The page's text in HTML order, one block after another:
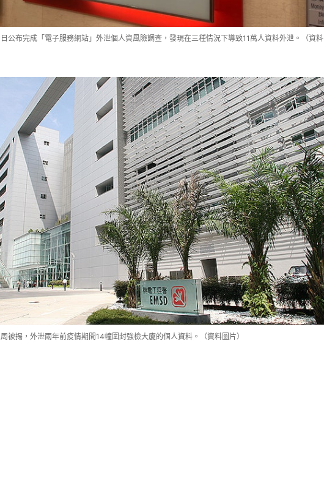
公布完成「電子服務網站」外泄個人資風險調查，發現在三種情況下導致11萬人資料外泄。（資料
被掦，外泄兩年前疫情期間14幢圍封強檢大廈的個人資料。（資料圖片）